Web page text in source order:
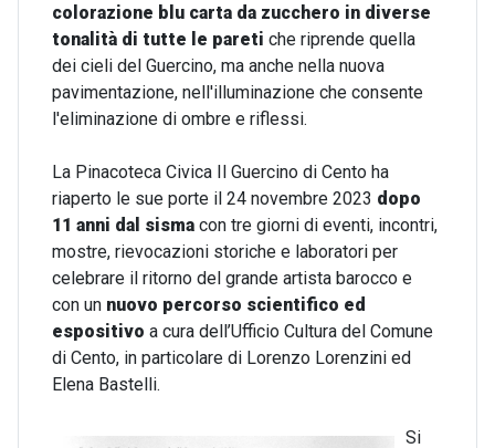
colorazione blu carta da zucchero in diverse
tonalità di tutte le pareti che riprende quella
dei cieli del Guercino, ma anche nella nuova
pavimentazione, nell'illuminazione che consente
l'eliminazione di ombre e riflessi.
La Pinacoteca Civica Il Guercino di Cento ha
riaperto le sue porte il 24 novembre 2023 dopo
11 anni dal sisma con tre giorni di eventi, incontri,
mostre, rievocazioni storiche e laboratori per
celebrare il ritorno del grande artista barocco e
con un nuovo percorso scientifico ed
espositivo a cura dell’Ufficio Cultura del Comune
di Cento, in particolare di Lorenzo Lorenzini ed
Elena Bastelli.
Si